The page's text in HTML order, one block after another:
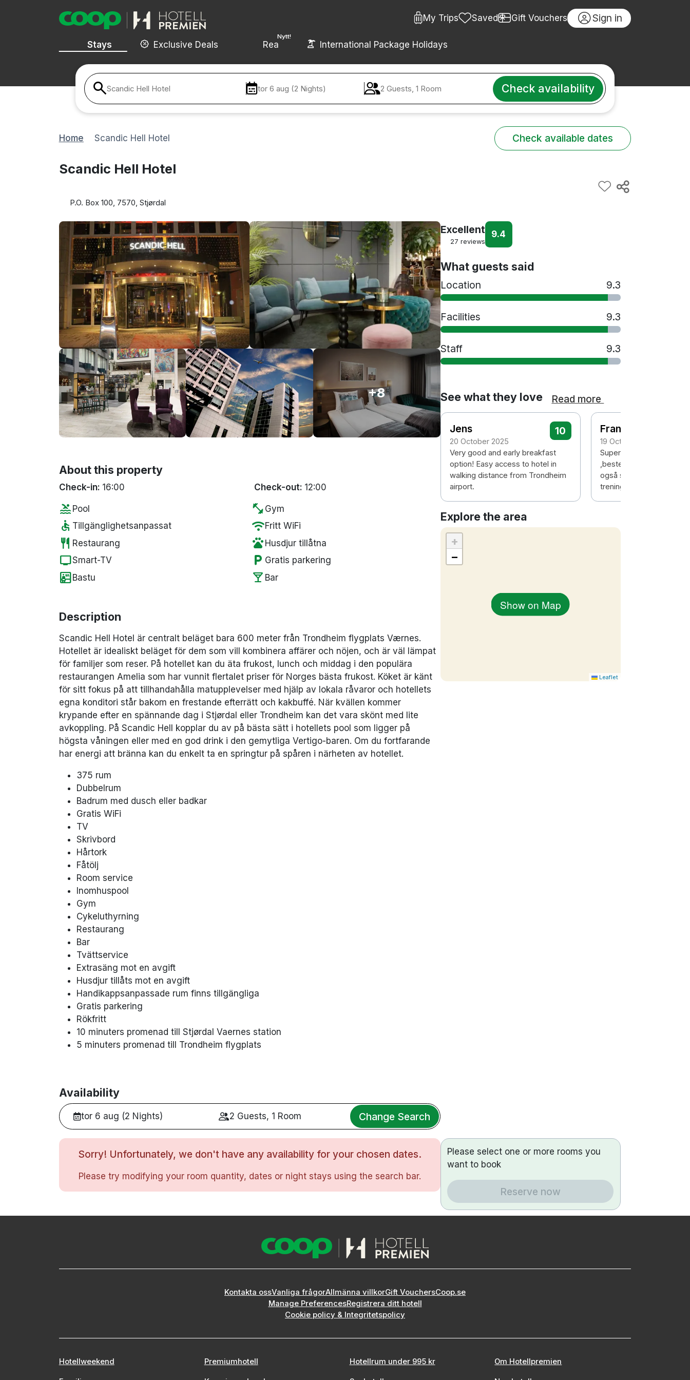
My Trips Saved Gift Vouchers Sign in
Stays Exclusive Deals
Nytt!
Rea International Package Holidays
Scandic Hell Hotel tor 6 aug (2 Nights) 2 Guests, 1 Room Check availability
Home Scandic Hell Hotel Check available dates
Scandic Hell Hotel
P.O. Box 100, 7570, Stjørdal
+8
About this property
Check-in: 16:00 Check-out: 12:00
pool Pool fitness_center Gym
accessible Tillgänglighetsanpassat wifiFritt WiFi
restaurant Restaurang pets Husdjur tillåtna
tvSmart-TV local_parking Gratis parkering
saunaBastu local_bar Bar
Description
Scandic Hell Hotel är centralt beläget bara 600 meter från Trondheim flygplats Værnes.
Hotellet är idealiskt beläget för dem som vill kombinera affärer och nöjen, och är väl lämpat
för familjer som reser. På hotellet kan du äta frukost, lunch och middag i den populära
restaurangen Amelia som har vunnit flertalet priser för Norges bästa frukost. Köket är känt
för sitt fokus på att tillhandahålla matupplevelser med hjälp av lokala råvaror och hotellets
egna konditori står bakom en frestande efterrätt och kakbuffé. När kvällen kommer
krypande efter en spännande dag i Stjørdal eller Trondheim kan det vara skönt med lite
avkoppling. På Scandic Hell kopplar du av på bästa sätt i hotellets pool som ligger på
högsta våningen eller med en god drink i den gemytliga Vertigo-baren. Om du fortfarande
har energi att bränna kan du enkelt ta en springtur på spåren i närheten av hotellet.
375 rum
Dubbelrum
Badrum med dusch eller badkar
Gratis WiFi
TV
Skrivbord
Hårtork
Fåtölj
Room service
Inomhuspool
Gym
Cykeluthyrning
Restaurang
Bar
Tvättservice
Extrasäng mot en avgift
Husdjur tillåts mot en avgift
Handikappsanpassade rum finns tillgängliga
Gratis parkering
Rökfritt
10 minuters promenad till Stjørdal Vaernes station
5 minuters promenad till Trondheim flygplats
Availability
tor 6 aug (2 Nights) 2 Guests, 1 Room Change Search
Sorry! Unfortunately, we don't have any availability for your chosen dates.
Please try modifying your room quantity, dates or night stays using the search bar.
Excellent
27 reviews
9.4
What guests said
Location 9.3
Facilities 9.3
Staff 9.3
See what they love Read more
Jens
20 October 2025
10
Very good and early breakfast
option! Easy access to hotel in
walking distance from Trondheim
airport.
Frank
19 October 2025
Supert hotel og
,beste frokost eg har
også svømmebasseng
treningsrom👍😀😀
Explore the area
Show on Map
+
−
Leaflet
Please select one or more rooms you
want to book
Reserve now
Kontakta ossVanliga frågorAllmänna villkorGift VouchersCoop.se
Manage PreferencesRegistrera ditt hotell
Cookie policy & Integritetspolicy
Hotellweekend Premiumhotell Hotellrum under 995 kr Om Hotellpremien